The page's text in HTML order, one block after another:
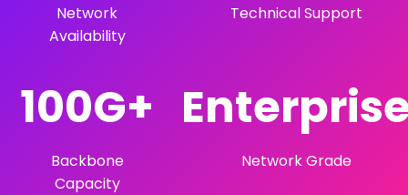
Network
Availability
Technical Support
100G+
Backbone
Capacity
Network Grade